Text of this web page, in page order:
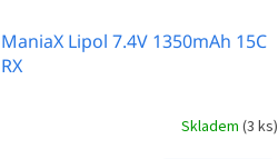
ManiaX Lipol 7.4V 1350mAh 15C
RX
Skladem (3 ks)